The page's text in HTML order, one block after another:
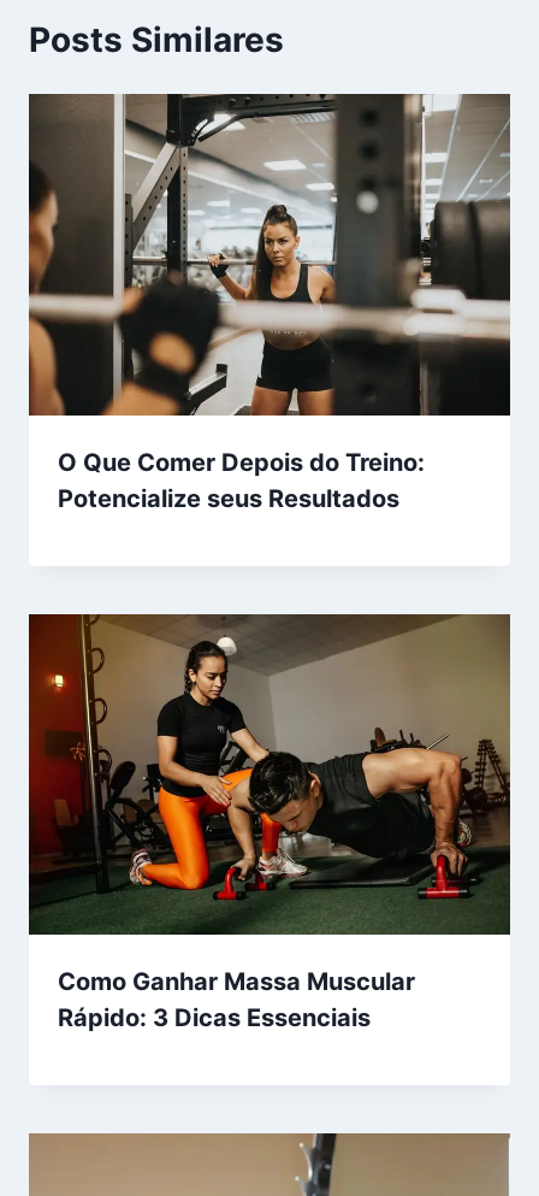
Posts Similares
O Que Comer Depois do Treino:
Potencialize seus Resultados
Como Ganhar Massa Muscular
Rápido: 3 Dicas Essenciais